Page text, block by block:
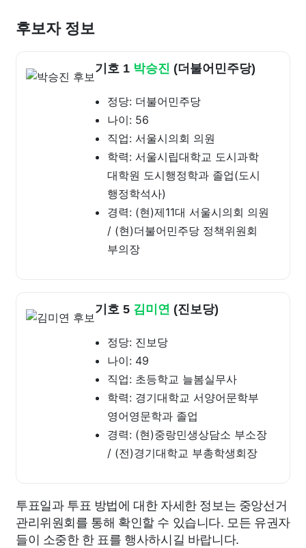
후보자 정보
기호 1 박승진 (더불어민주당)
정당: 더불어민주당
나이: 56
직업: 서울시의회 의원
학력: 서울시립대학교 도시과학
대학원 도시행정학과 졸업(도시
행정학석사)
경력: (현)제11대 서울시의회 의원
/ (현)더불어민주당 정책위원회
부의장
기호 5 김미연 (진보당)
정당: 진보당
나이: 49
직업: 초등학교 늘봄실무사
학력: 경기대학교 서양어문학부
영어영문학과 졸업
경력: (현)중랑민생상담소 부소장
/ (전)경기대학교 부총학생회장
투표일과 투표 방법에 대한 자세한 정보는 중앙선거
관리위원회를 통해 확인할 수 있습니다. 모든 유권자
들이 소중한 한 표를 행사하시길 바랍니다.